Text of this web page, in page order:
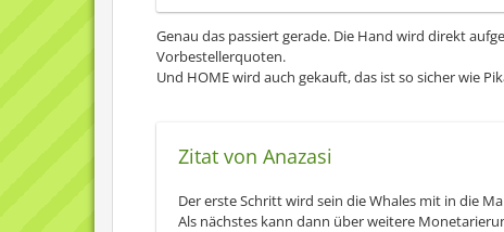
Genau das passiert gerade. Die Hand wird direkt
Vorbestellerquoten.
Und HOME wird auch gekauft, das ist so sicher wie
Zitat von Anazasi
Der erste Schritt wird sein die Whales mit in die
Als nächstes kann dann über weitere